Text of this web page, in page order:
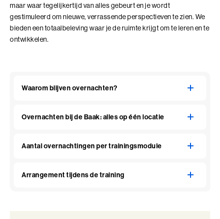
maar waar tegelijkertijd van alles gebeurt en je wordt
gestimuleerd om nieuwe, verrassende perspectieven te zien. We
bieden een totaalbeleving waar je de ruimte krijgt om te leren en te
ontwikkelen.
Waarom blijven overnachten?
Overnachten bij de Baak: alles op één locatie
Aantal overnachtingen per trainingsmodule
Arrangement tijdens de training